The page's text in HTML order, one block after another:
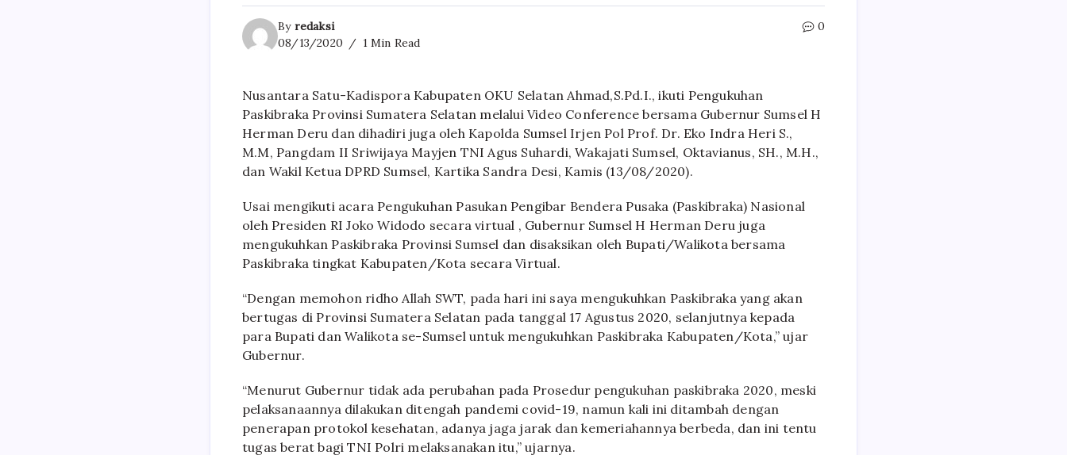
By redaksi
08/13/2020
1 Min Read
0
Nusantara Satu-Kadispora Kabupaten OKU Selatan Ahmad,S.Pd.I., ikuti Pengukuhan
Paskibraka Provinsi Sumatera Selatan melalui Video Conference bersama Gubernur Sumsel H
Herman Deru dan dihadiri juga oleh Kapolda Sumsel Irjen Pol Prof. Dr. Eko Indra Heri S.,
M.M, Pangdam II Sriwijaya Mayjen TNI Agus Suhardi, Wakajati Sumsel, Oktavianus, SH., M.H.,
dan Wakil Ketua DPRD Sumsel, Kartika Sandra Desi, Kamis (13/08/2020).
Usai mengikuti acara Pengukuhan Pasukan Pengibar Bendera Pusaka (Paskibraka) Nasional
oleh Presiden RI Joko Widodo secara virtual , Gubernur Sumsel H Herman Deru juga
mengukuhkan Paskibraka Provinsi Sumsel dan disaksikan oleh Bupati/Walikota bersama
Paskibraka tingkat Kabupaten/Kota secara Virtual.
“Dengan memohon ridho Allah SWT, pada hari ini saya mengukuhkan Paskibraka yang akan
bertugas di Provinsi Sumatera Selatan pada tanggal 17 Agustus 2020, selanjutnya kepada
para Bupati dan Walikota se-Sumsel untuk mengukuhkan Paskibraka Kabupaten/Kota,” ujar
Gubernur.
“Menurut Gubernur tidak ada perubahan pada Prosedur pengukuhan paskibraka 2020, meski
pelaksanaannya dilakukan ditengah pandemi covid-19, namun kali ini ditambah dengan
penerapan protokol kesehatan, adanya jaga jarak dan kemeriahannya berbeda, dan ini tentu
tugas berat bagi TNI Polri melaksanakan itu,” ujarnya.